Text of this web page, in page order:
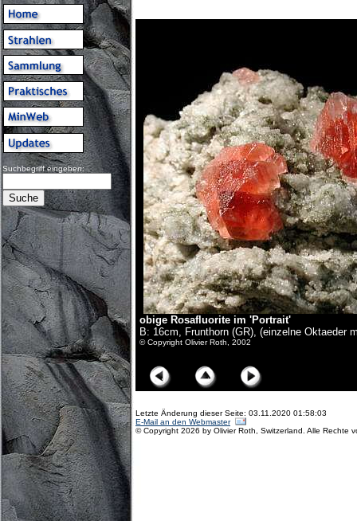
Suchbegriff eingeben:
obige Rosafluorite im 'Portrait'
B: 16cm, Frunthorn (GR), (einzelne Oktaeder
© Copyright Olivier Roth, 2002
Letzte Änderung dieser Seite: 03.11.2020 01:58:03
E-Mail an den Webmaster
© Copyright 2026 by Olivier Roth, Switzerland. Alle Rechte